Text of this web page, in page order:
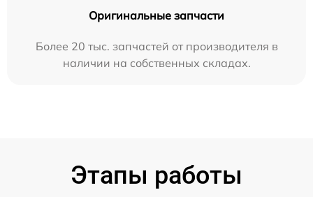
Оригинальные запчасти
Более 20 тыс. запчастей от производителя в
наличии на собственных складах.
Этапы работы